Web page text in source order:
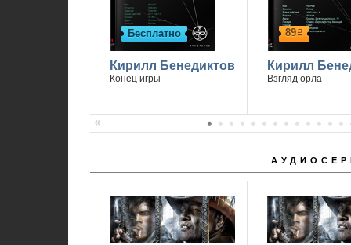
Бесплатно
Кирилл Бенедиктов
Конец игры
89р
Кирилл
Взгляд орла